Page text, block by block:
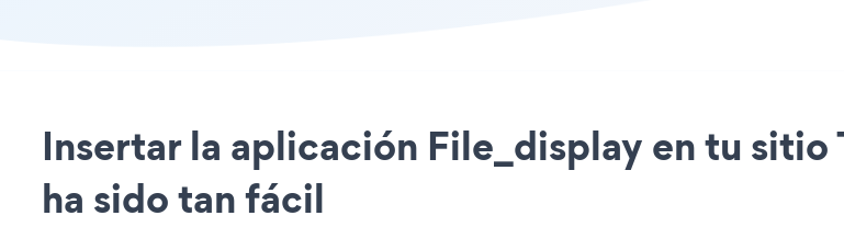
Insertar la aplicación File_display en tu sitio
ha sido tan fácil